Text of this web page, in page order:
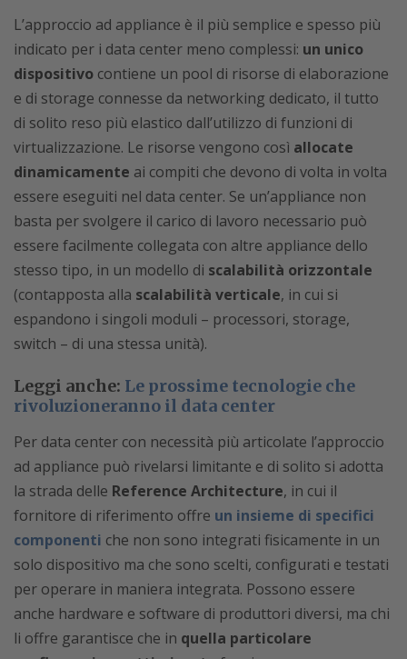
L’approccio ad appliance è il più semplice e spesso più
indicato per i data center meno complessi: un unico
dispositivo contiene un pool di risorse di elaborazione
e di storage connesse da networking dedicato, il tutto
di solito reso più elastico dall’utilizzo di funzioni di
virtualizzazione. Le risorse vengono così allocate
dinamicamente ai compiti che devono di volta in volta
essere eseguiti nel data center. Se un’appliance non
basta per svolgere il carico di lavoro necessario può
essere facilmente collegata con altre appliance dello
stesso tipo, in un modello di scalabilità orizzontale
(contapposta alla scalabilità verticale, in cui si
espandono i singoli moduli – processori, storage,
switch – di una stessa unità).
Leggi anche: Le prossime tecnologie che
rivoluzioneranno il data center
Per data center con necessità più articolate l’approccio
ad appliance può rivelarsi limitante e di solito si adotta
la strada delle Reference Architecture, in cui il
fornitore di riferimento offre un insieme di specifici
componenti che non sono integrati fisicamente in un
solo dispositivo ma che sono scelti, configurati e testati
per operare in maniera integrata. Possono essere
anche hardware e software di produttori diversi, ma chi
li offre garantisce che in quella particolare